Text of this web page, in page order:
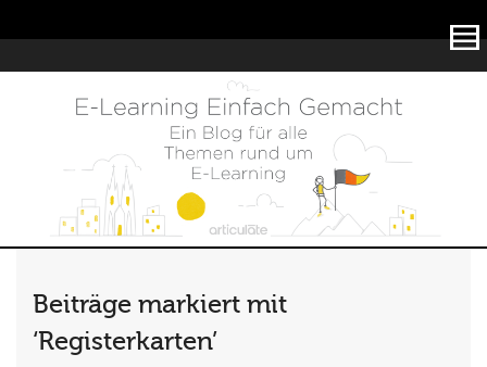
Beiträge markiert mit
‘Registerkarten’